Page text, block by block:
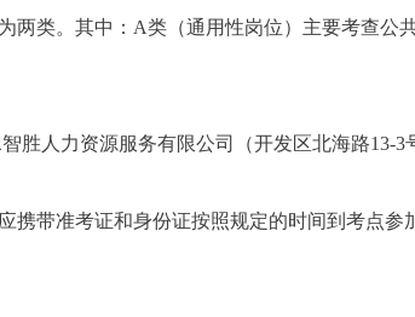
两类。其中： A类（通用性岗位）主要考查公
胜人力资源服务有限公司（开发区北海路13-3
携带准考证和身份证按照规定的时间到考点